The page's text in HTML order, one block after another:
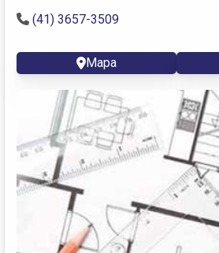
(41) 3657-3509
Mapa